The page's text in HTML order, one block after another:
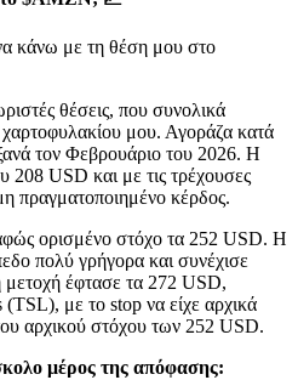
κάνω με τη θέση μου στο
θέσεις, που συνολικά
μου. Αγοράζα κατά
τον Φεβρουάριο του 2026. Η
208 USD και με τις τρέχουσες
πραγματοποιημένο κέρδος.
ορισμένο στόχο τα 252 USD. Η
πολύ γρήγορα και συνέχισε
έφτασε τα 272 USD,
με το stop να είχε αρχικά
αρχικού στόχου των 252 USD.
μέρος της απόφασης: